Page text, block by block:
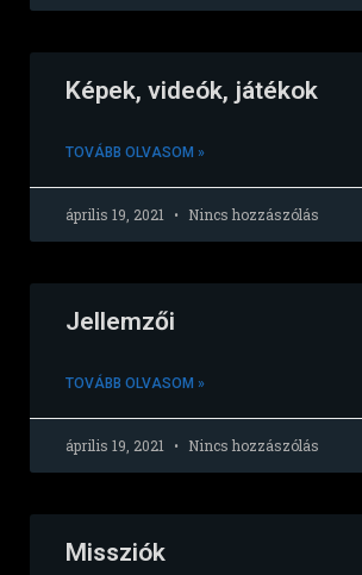
Képek, videók, játékok
TOVÁBB OLVASOM »
április 19, 2021 Nincs hozzászólás
Jellemzői
TOVÁBB OLVASOM »
április 19, 2021 Nincs hozzászólás
Missziók